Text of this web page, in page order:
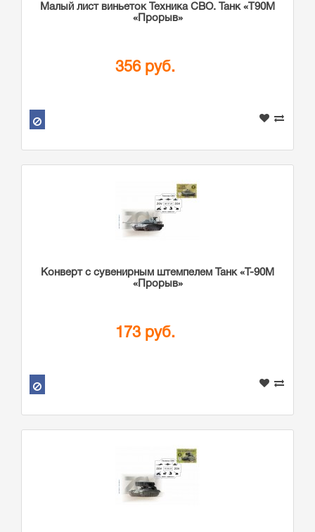
Малый лист виньеток Техника СВО. Танк «Т90М
«Прорыв»
356 руб.
Конверт с сувенирным штемпелем Танк «Т-90М
«Прорыв»
173 руб.